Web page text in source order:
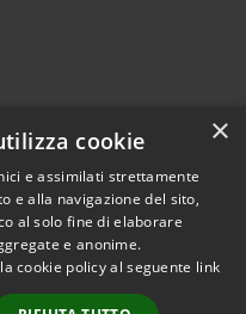
Copyright © 2026 • Comune di
Morbegno • Powered by
×
cookie
e assimilati strettamente
e alla navigazione del sito,
al solo fine di elaborare
e anonime.
cookie policy al seguente link